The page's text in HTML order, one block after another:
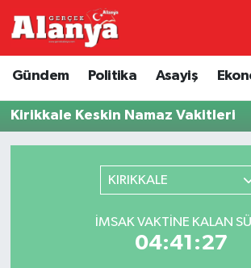
Gündem Politika Asayiş
Kirikkale Keskin Namaz Vakitleri
KIRIKKALE
İMSAK VAKTINE KALAN
04:41:27
Genel
Bilim
Bilim ve Teknoloji
Trafik Durumu
Süper Lig Puan Durumu ve
Tüm Manşetler
Son Dakika Haberleri